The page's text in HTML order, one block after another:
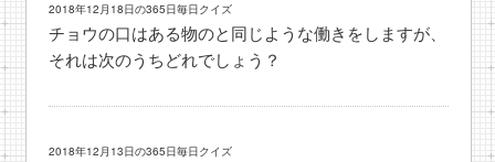
2018年12月18日の365日毎日クイズ
チョウの口はある物のと同じような働きをしますが、
それは次のうちどれでしょう？
2018年12月13日の365日毎日クイズ